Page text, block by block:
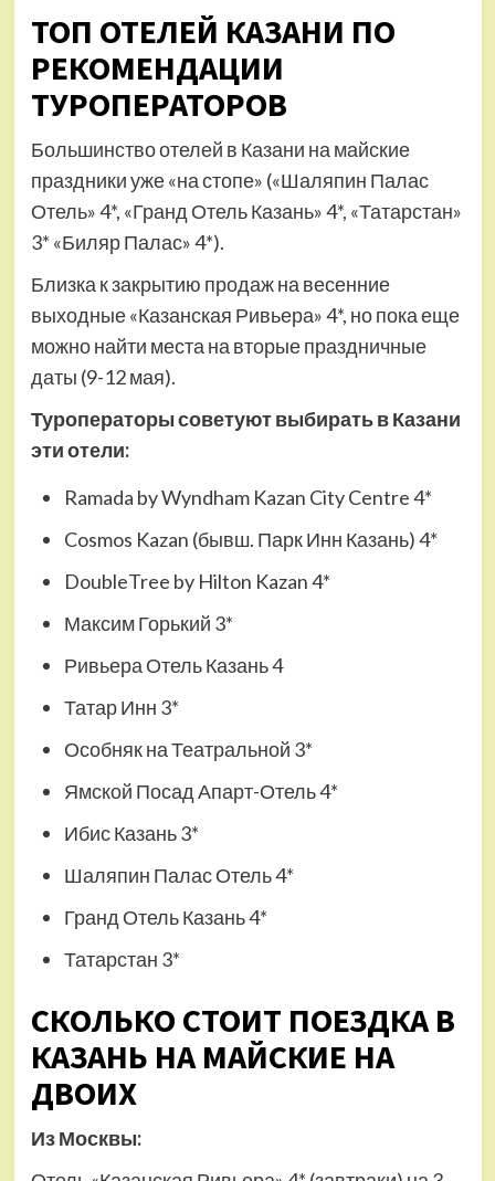
ТОП ОТЕЛЕЙ КАЗАНИ ПО
РЕКОМЕНДАЦИИ
ТУРОПЕРАТОРОВ
Большинство отелей в Казани на майские
праздники уже «на стопе» («Шаляпин Палас
Отель» 4*, «Гранд Отель Казань» 4*, «Татарстан»
3* «Биляр Палас» 4*).
Близка к закрытию продаж на весенние
выходные «Казанская Ривьера» 4*, но пока еще
можно найти места на вторые праздничные
даты (9-12 мая).
Туроператоры советуют выбирать в Казани
эти отели:
Ramada by Wyndham Kazan City Centre 4*
Cosmos Kazan (бывш. Парк Инн Казань) 4*
DoubleTree by Hilton Kazan 4*
Максим Горький 3*
Ривьера Отель Казань 4
Татар Инн 3*
Особняк на Театральной 3*
Ямской Посад Апарт-Отель 4*
Ибис Казань 3*
Шаляпин Палас Отель 4*
Гранд Отель Казань 4*
Татарстан 3*
СКОЛЬКО СТОИТ ПОЕЗДКА В
КАЗАНЬ НА МАЙСКИЕ НА
ДВОИХ
Из Москвы: